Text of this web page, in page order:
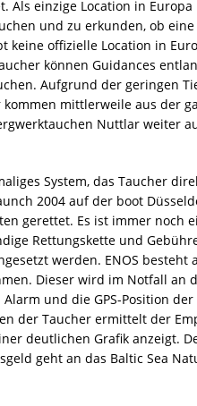
Als einzige Location in
und zu erkunden, ob
keine offizielle Location in
können Guidances
Aufgrund der geringen
mittlerweile aus der
Nuttlar weiter
System, das Taucher
2004 auf der boot
gerettet. Es ist immer noch
Rettungskette und
werden. ENOS besteht
Dieser wird im Notfall an
und die GPS-Position
der Taucher ermittelt der
deutlichen Grafik anzeigt.
geht an das Baltic Sea